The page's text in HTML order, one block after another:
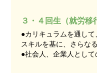
３・４回生（就労
●カリキュラムを通し
スキルを基に、さらな
●社会人、企業人として